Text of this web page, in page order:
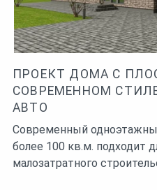
ПРОЕКТ ДОМА С
СОВРЕМЕННОМ
АВТО
Современный
более 100 кв.м. подходит
малозатратного